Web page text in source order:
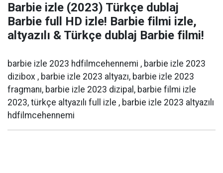
Barbie izle (2023) Türkçe dublaj
Barbie full HD izle! Barbie filmi izle,
altyazılı & Türkçe dublaj Barbie filmi!
barbie izle 2023 hdfilmcehennemi , barbie izle 2023
dizibox , barbie izle 2023 altyazı, barbie izle 2023
fragmanı, barbie izle 2023 dizipal, barbie filmi izle
2023, türkçe altyazılı full izle , barbie izle 2023 altyazılı
hdfilmcehennemi